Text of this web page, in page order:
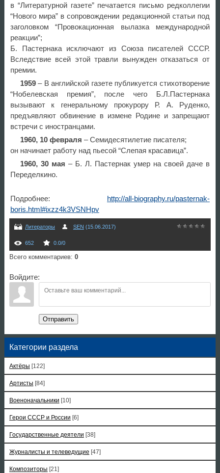
в “Литературной газете” печатается письмо редколлегии
“Нового мира” в сопровождении редакционной статьи под
заголовком “Провокационная вылазка международной
реакции”;
Б. Пастернака исключают из Союза писателей СССР.
Вследствие всей этой травли вынужден отказаться от
премии.
1959– В английской газете публикуется стихотворение
“Нобелевская премия”, после чего Б.Л.Пастернака
вызывают к генеральному прокурору Р. А. Руденко,
предъявляют обвинение в измене Родине и запрещают
встречи с иностранцами.
1960, 10 февраля – Семидесятилетие писателя;
он начинает работу над пьесой “Слепая красавица”.
1960, 30 мая – Б. Л. Пастернак умер на своей даче в
Переделкино.
Подробнее:
http://all-biography.ru/pasternak-
boris.html#ixzz4k3VSNHpv
Литераторы SEN (15.06.2017)
652 0.0/0
Всего комментариев: 0
Войдите:
Отправить
Категории раздела
Актёры [122]
Артисты [84]
Военоначальники [10]
Герои СССР и России [6]
Государственные деятели [38]
Журналисты и телеведущие [47]
Композиторы [21]